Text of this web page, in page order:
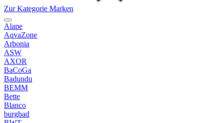
Zur Kategorie Marken
Alape
AqvaZone
Arbonia
ASW
AXOR
BaCoGa
Badundu
BEMM
Bette
Blanco
burgbad